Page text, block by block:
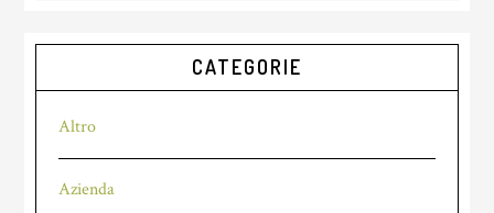
CATEGORIE
Altro
Azienda